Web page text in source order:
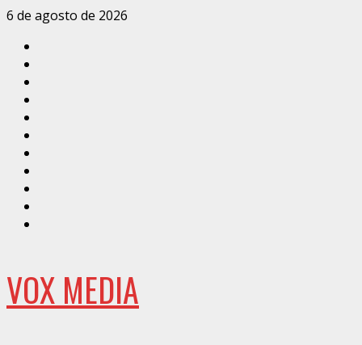
Saltar
contenido
6 de agosto de 2026
VOX MEDIA